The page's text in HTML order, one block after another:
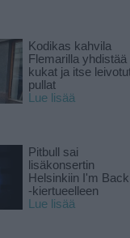
Kodikas kahvila
Flemarilla yhdistää
kukat ja itse
pullat
Lue lisää
Pitbull sai
lisäkonsertin
Helsinkiin I'm Back
-kiertueelleen
Lue lisää